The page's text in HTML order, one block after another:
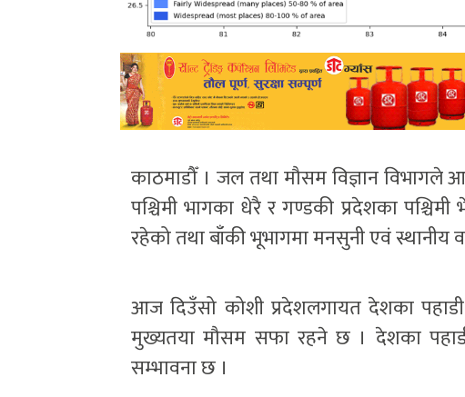
काठमाडौँ । जल तथा मौसम विज्ञान विभागले
पश्चिमी भागका धेरै र गण्डकी प्रदेशका
रहेको तथा बाँकी भूभागमा मनसुनी एवं स्थानीय
आज दिउँसो कोशी प्रदेशलगायत देशका
मुख्यतया मौसम सफा रहने छ । देशका
सम्भावना छ ।